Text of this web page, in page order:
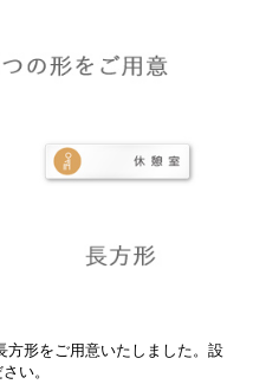
方形をご用意いたしました。設
い。